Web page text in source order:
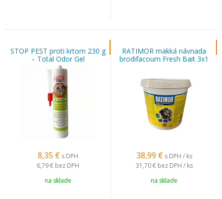
STOP PEST proti krtom 230 g
– Total Odor Gel
8,35 € s DPH
6,79 € bez DPH
na sklade
RATIMOR mäkká návnada
brodifacoum Fresh Bait 3x1
38,99 € s DPH / ks
31,70 € bez DPH / ks
na sklade